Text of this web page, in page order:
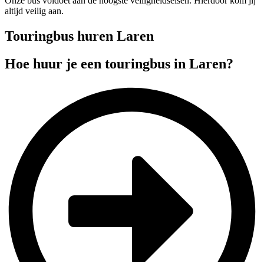
altijd veilig aan.
Touringbus huren Laren
Hoe huur je een touringbus in Laren?